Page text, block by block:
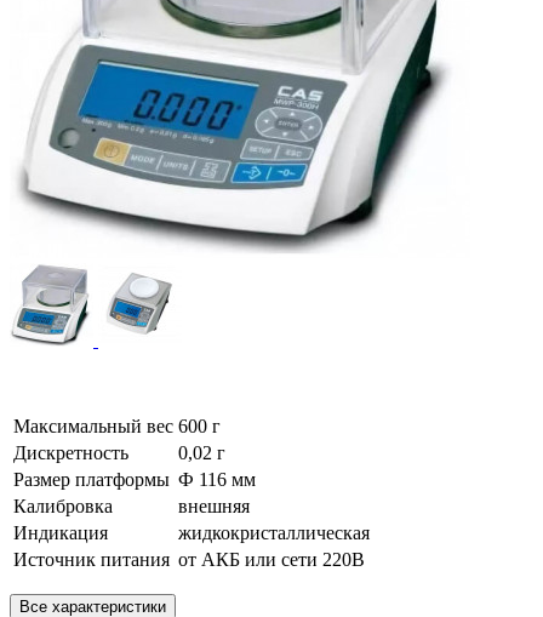
Максимальный вес 600 г
Дискретность
0,02 г
Размер платформы Ф 116 мм
Калибровка
внешняя
Индикация
жидкокристаллическая
Источник питания от АКБ или сети 220В
Все характеристики